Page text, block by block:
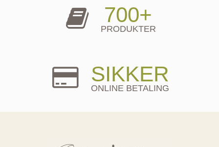
700+
PRODUKTER
SIKKER
ONLINE BETALING